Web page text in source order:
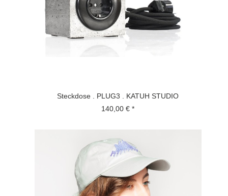
Steckdose . PLUG3 . KATUH STUDIO
140,00 € *